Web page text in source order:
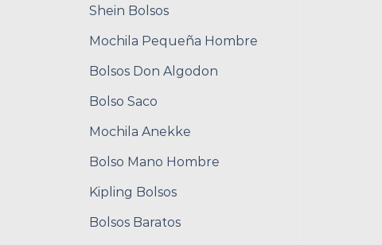
Shein Bolsos
Mochila Pequeña Hombre
Bolsos Don Algodon
Bolso Saco
Mochila Anekke
Bolso Mano Hombre
Kipling Bolsos
Bolsos Baratos